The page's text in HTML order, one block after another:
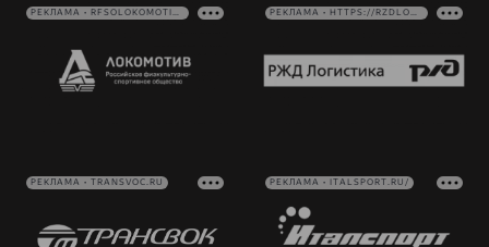
РЕКЛАМА • RFSOLOKOMOTIV.RU РЕКЛАМА • HTTPS://RZDLOG.RU/
РЕКЛАМА • TRANSVOC.RU РЕКЛАМА • ITALSPORT.RU/